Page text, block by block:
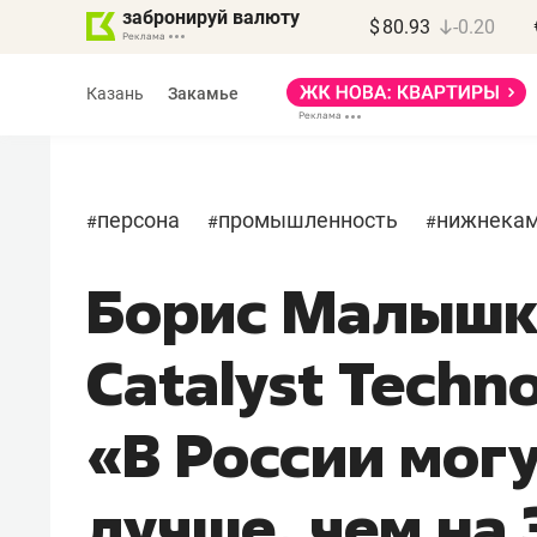
забронируй валюту $ 80.93 -0.20
Казань Закамье
#персона #промышленность #
Борис
Catalyst
«В России
Марат Арсланов
«КирпичХолдинг»
«Главная задача
правильный продукт»
Девелопер из топ-10*
Башкортостана входит в Татарстан